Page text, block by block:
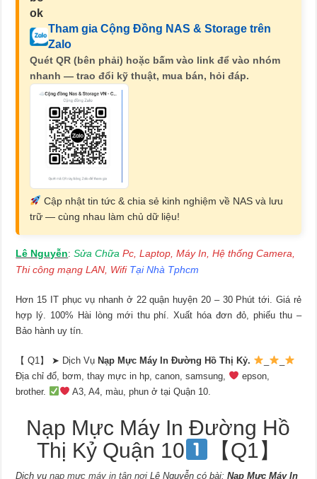
Tham gia Cộng Đồng NAS & Storage trên
Zalo
Quét QR (bên phải) hoặc bấm vào link để vào nhóm
nhanh — trao đổi kỹ thuật, mua bán, hỏi đáp.
Cập nhật tin tức & chia sẻ kinh nghiệm về NAS và lưu
trữ — cùng nhau làm chủ dữ liệu!
Lê Nguyễn:Sửa Chữa Pc, Laptop, Máy In, Hệ thống Camera,
Thi công mạng LAN, Wifi Tại Nhà Tphcm
Hơn 15 IT phục vụ nhanh ở 22 quận huyện 20 – 30 Phút tới. Giá rẻ
hợp lý. 100% Hài lòng mới thu phí. Xuất hóa đơn đỏ, phiếu thu –
Bảo hành uy tín.
【 Q1】 ➤ Dịch VụNạp Mực Máy In Đường Hồ Thị Kỷ.
Địa chỉ đổ, bơm, thay mực in hp, canon, samsung,
epson,
brother.
A3, A4, màu, phun ở tại Quận 10.
Nạp Mực Máy In Đường Hồ
Thị Kỷ Quận 10
【Q1】
Dịch vụnạp mực máy in tận nơi Lê Nguyễn có bài:Nạp Mực Máy In